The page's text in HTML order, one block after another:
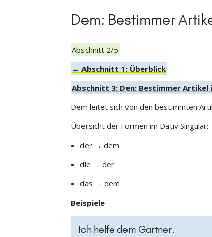
Dem: Bestimmer
Abschnitt 2/5
← Abschnitt 1: Überblick
Abschnitt 3: Den: Bestimmer Artikel
Dem leitet sich von den bestimmten
Übersicht der Formen im Dativ Singular:
der → dem
die → der
das → dem
Beispiele
Ich helfe dem Gärtner.